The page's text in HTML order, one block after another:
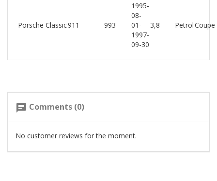
Porsche Classic911 993
1995-
08-
01-
1997-
09-30
3,8 PetrolCoupe
chat Comments (0)
No customer reviews for the moment.